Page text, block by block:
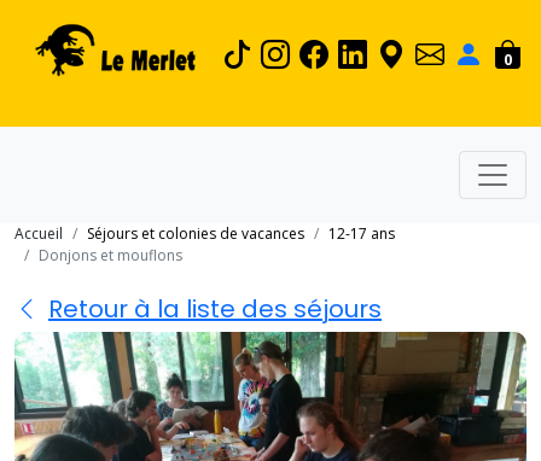
0
Accueil Séjours et colonies de vacances
12-17 ans
Donjons et mouflons
Retour à la liste des séjours